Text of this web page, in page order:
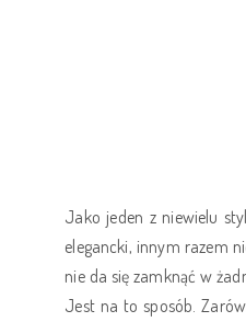
Jako jeden z niewielu
elegancki, innym razem
nie da się zamknąć w
Jest na to sposób.